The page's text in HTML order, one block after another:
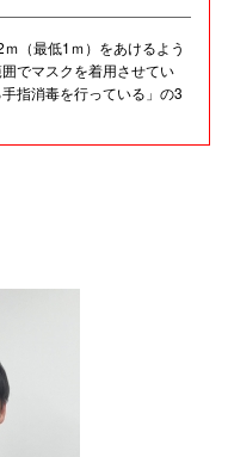
（最低1ｍ）をあけるよう
でマスクを着用させてい
指消毒を行っている」の3